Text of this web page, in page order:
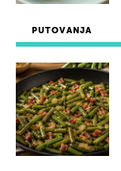
PUTOVANJA